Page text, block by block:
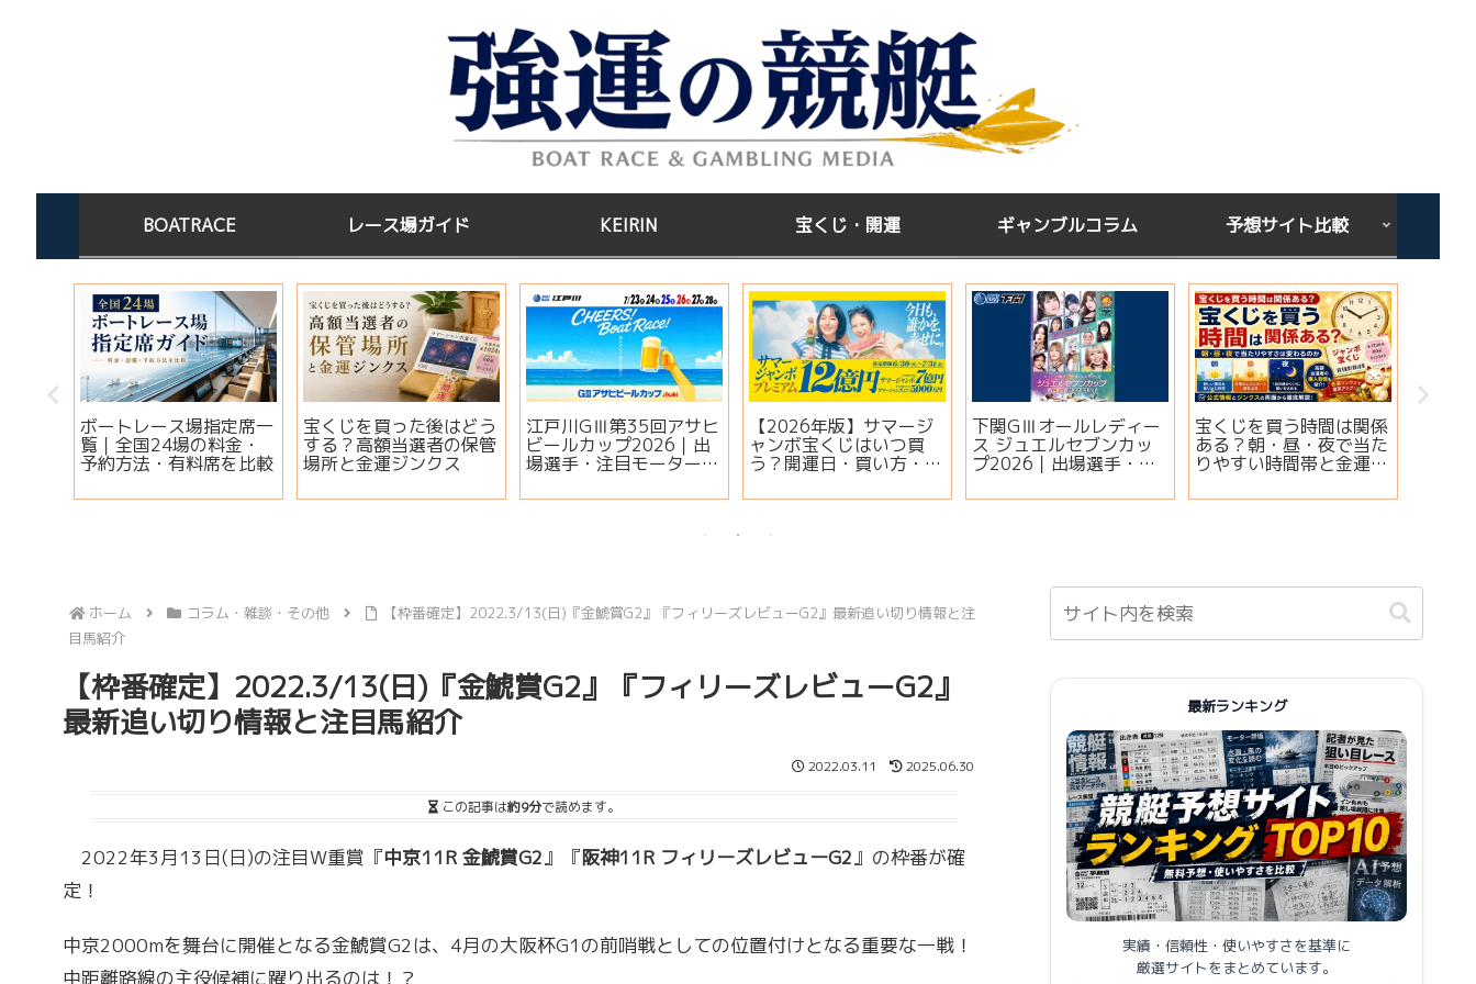
BOATRACE レース場ガイド KEIRIN 宝くじ・開運 ギャンブルコラム 予想サイト比較
ボートレース場指定席一
覧｜全国24場の料金・
予約方法・有料席を比較
宝くじを買った後はどう
する？高額当選者の保管
場所と金運ジンクス
江戸川GⅢ第35回アサヒ
ビールカップ2026｜出
場選手・注目モーター・
【2026年版】サマージ
ャンボ宝くじはいつ買
う？開運日・買い方・連
説
下関GⅢオールレディー
ス ジュエルセブンカッ
プ2026｜出場選手・注
報まとめ
宝くじを買う時間は関係
ある？朝・昼・夜で当た
りやすい時間帯と金運ジ
ホーム コラム・雑談・その他
【枠番確定】2022.3/13(日)『金鯱賞G2』『フィリーズレビューG2』最新追い切り情報と注
目馬紹介
【枠番確定】2022.3/13(日)『金鯱賞G2』『フィリーズレビューG2』
最新追い切り情報と注目馬紹介
2022.03.11 2025.06.30
この記事は約9分で読めます。
2022年3月13日(日)の注目W重賞『中京11R 金鯱賞G2』『阪神11R フィリーズレビューG2』の枠番が確
定！
中京2000mを舞台に開催となる金鯱賞G2は、4月の大阪杯G1の前哨戦としての位置付けとなる重要な一戦！
中距離路線の主役候補に躍り出るのは！？
最新ランキング
実績・信頼性・使いやすさを基準に
厳選サイトをまとめています。